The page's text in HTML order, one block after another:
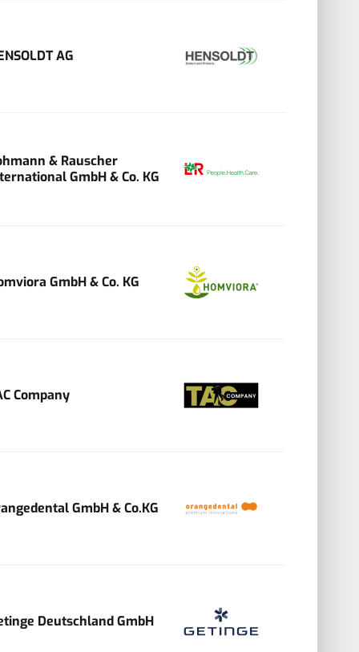
AG
& Rauscher
GmbH & Co. KG
GmbH & Co. KG
Company
GmbH & Co.KG
Deutschland GmbH